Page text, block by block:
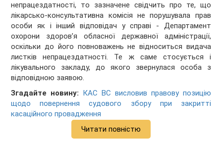
непрацездатності, то зазначене свідчить про те, що
лікарсько-консультативна комісія не порушувала прав
особи як і інший відповідач у справі - Департамент
охорони здоров’я обласної державної адміністрації,
оскільки до його повноважень не відноситься видача
листків непрацездатності. Те ж саме стосується і
лікувального закладу, до якого звернулася особа з
відповідною заявою.
Згадайте новину: КАС ВС висловив правову позицію
щодо повернення судового збору при закритті
касаційного провадження
Читати повністю